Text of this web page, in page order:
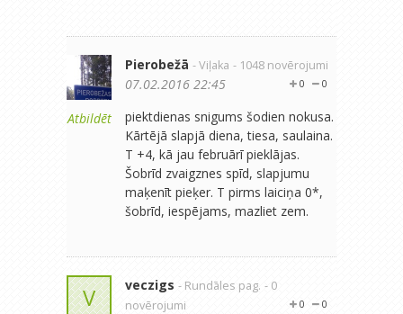
Atbildēt
Pierobežā - Viļaka - 1048 novērojumi
0
0
07.02.2016 22:45
piektdienas snigums šodien nokusa.
Kārtējā slapjā diena, tiesa, saulaina.
T +4, kā jau februārī pieklājas.
Šobrīd zvaigznes spīd, slapjumu
maķenīt pieķer. T pirms laiciņa 0*,
šobrīd, iespējams, mazliet zem.
V veczigs - Rundāles pag. - 0
novērojumi
0
0